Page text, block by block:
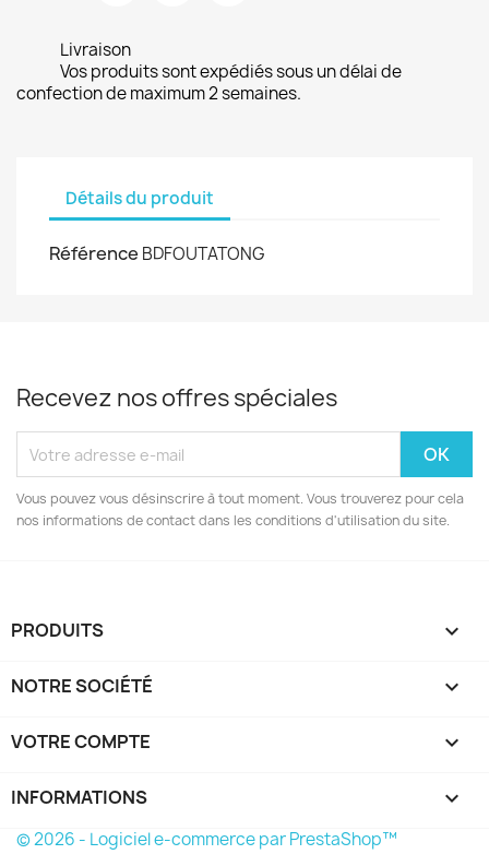
Livraison
Vos produits sont expédiés sous un délai de
confection de maximum 2 semaines.
Détails du produit
Référence BDFOUTATONG
Recevez nos offres spéciales
Vous pouvez vous désinscrire à tout moment. Vous trouverez pour cela
nos informations de contact dans les conditions d'utilisation du site.
PRODUITS 
NOTRE SOCIÉTÉ 
VOTRE COMPTE 
INFORMATIONS keyboard_arrow_down
© 2026 - Logiciel e-commerce par PrestaShop™